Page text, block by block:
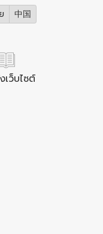
中国
เว็บไซต์